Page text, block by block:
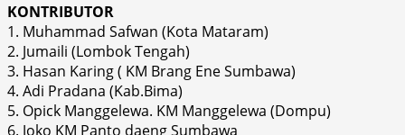
KONTRIBUTOR
1. Muhammad Safwan (Kota Mataram)
2. Jumaili (Lombok Tengah)
3. Hasan Karing ( KM Brang Ene Sumbawa)
4. Adi Pradana (Kab.Bima)
5. Opick Manggelewa. KM Manggelewa (Dompu)
6. Joko KM Panto daeng Sumbawa